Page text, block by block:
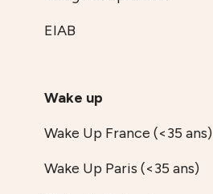
EIAB
Wake up
Wake Up France (<35 ans)
Wake Up Paris (<35 ans)